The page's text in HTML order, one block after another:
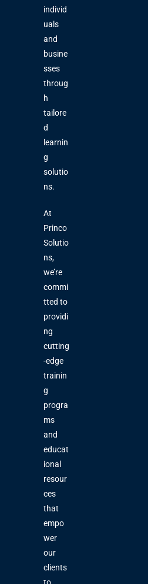
individ
uals
and
busine
sses
throug
h
tailore
d
learnin
g
solutio
ns.
At
Princo
Solutio
ns,
we’re
commi
tted to
providi
ng
cutting
-edge
trainin
g
progra
ms
and
educat
ional
resour
ces
that
empo
wer
our
clients